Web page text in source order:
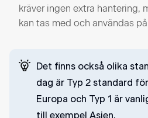
kräver ingen extra hantering,
kan tas med och användas
Det finns också olika
dag är Typ 2 standard
Europa och Typ 1 är
till exempel Asien.